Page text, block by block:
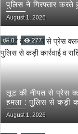
पुलिस ने गिरफ्तार
August 1, 2026
0 277
लूट की नीयत से प्रेस
हमला : पुलिस से कड़ी
August 1, 2026